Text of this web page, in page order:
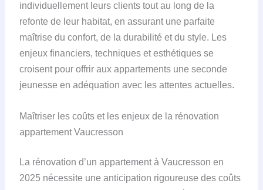
individuellement leurs clients tout au long de la
refonte de leur habitat, en assurant une parfaite
maîtrise du confort, de la durabilité et du style. Les
enjeux financiers, techniques et esthétiques se
croisent pour offrir aux appartements une seconde
jeunesse en adéquation avec les attentes actuelles.
Maîtriser les coûts et les enjeux de la rénovation
appartement Vaucresson
La rénovation d’un appartement à Vaucresson en
2025 nécessite une anticipation rigoureuse des coûts